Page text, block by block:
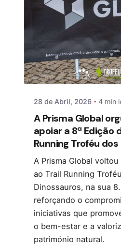
28 de Abril, 2026 4 min
A Prisma Global
apoiar a 8ª Edição
Running Troféu
A Prisma Global
ao Trail Running
Dinossauros, na sua
reforçando o
iniciativas que
o bem-estar e a
património natural.